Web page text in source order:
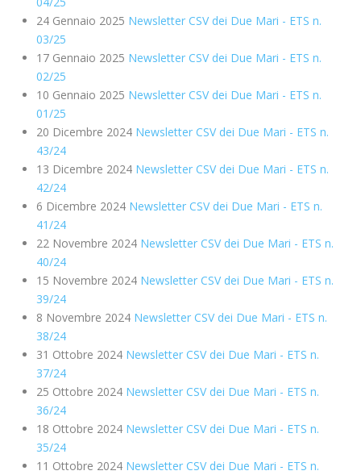
24 Gennaio 2025 Newsletter CSV dei Due Mari - ETS n.
03/25
17 Gennaio 2025 Newsletter CSV dei Due Mari - ETS n.
02/25
10 Gennaio 2025 Newsletter CSV dei Due Mari - ETS n.
01/25
20 Dicembre 2024 Newsletter CSV dei Due Mari - ETS n.
43/24
13 Dicembre 2024 Newsletter CSV dei Due Mari - ETS n.
42/24
6 Dicembre 2024 Newsletter CSV dei Due Mari - ETS n.
41/24
22 Novembre 2024 Newsletter CSV dei Due Mari - ETS n.
40/24
15 Novembre 2024 Newsletter CSV dei Due Mari - ETS n.
39/24
8 Novembre 2024 Newsletter CSV dei Due Mari - ETS n.
38/24
31 Ottobre 2024 Newsletter CSV dei Due Mari - ETS n.
37/24
25 Ottobre 2024 Newsletter CSV dei Due Mari - ETS n.
36/24
18 Ottobre 2024 Newsletter CSV dei Due Mari - ETS n.
35/24
11 Ottobre 2024 Newsletter CSV dei Due Mari - ETS n.